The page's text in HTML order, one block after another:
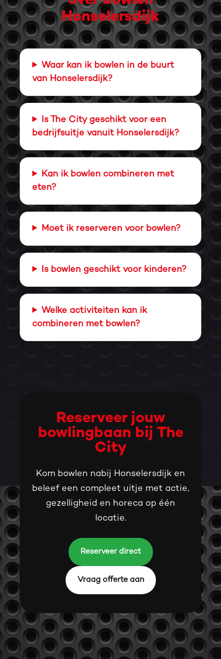
Honselersdijk
Waar kan ik bowlen in de buurt
van Honselersdijk?
Is The City geschikt voor een
bedrijfsuitje vanuit Honselersdijk?
Kan ik bowlen combineren met
eten?
Moet ik reserveren voor bowlen?
Is bowlen geschikt voor kinderen?
Welke activiteiten kan ik
combineren met bowlen?
Reserveer jouw
bowlingbaan bij The
City
Kom bowlen nabij Honselersdijk en
beleef een compleet uitje met actie,
gezelligheid en horeca op één
locatie.
Reserveer direct
Vraag offerte aan